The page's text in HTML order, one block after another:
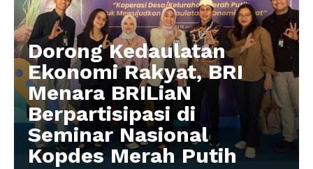
Dorong Kedaulatan
Ekonomi Rakyat, BRI
Menara BRILiaN
Berpartisipasi di
Seminar Nasional
Kopdes Merah Putih